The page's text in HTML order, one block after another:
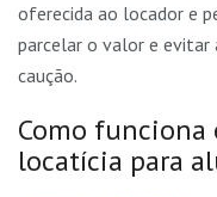
oferecida ao locador e
parcelar o valor e evitar
caução.
Como funciona
locatícia para